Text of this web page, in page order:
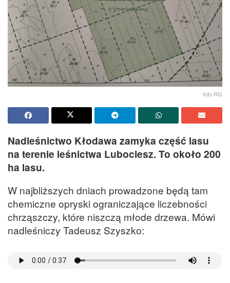
foto RG
Nadleśnictwo Kłodawa zamyka część lasu
na terenie leśnictwa Lubociesz. To około 200
ha lasu.
W najbliższych dniach prowadzone będą tam
chemiczne opryski ograniczające liczebności
chrząszczy, które niszczą młode drzewa. Mówi
nadleśniczy Tadeusz Szyszko: